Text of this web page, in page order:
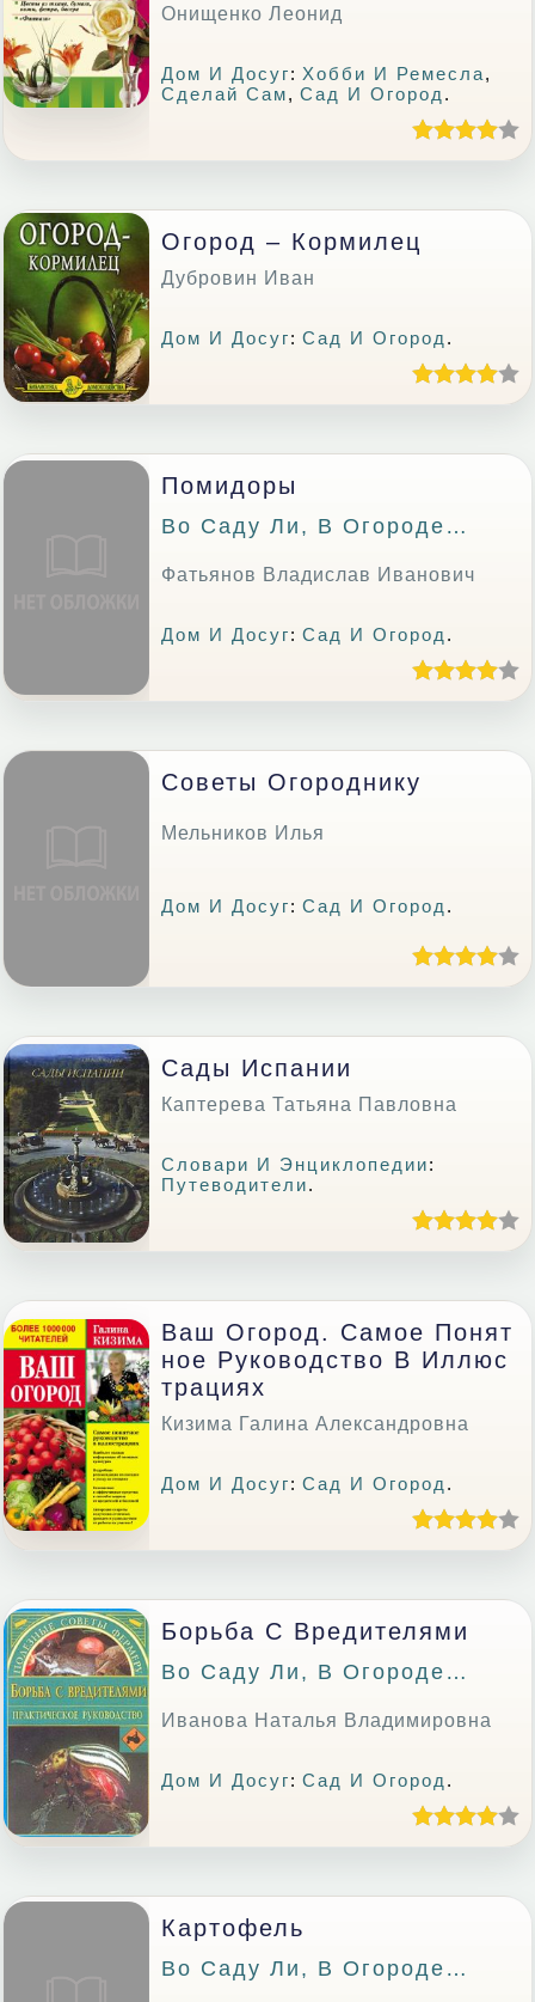
Онищенко Леонид
Дом И Досуг: Хобби И Ремесла,
Сделай Сам,Сад И Огород .
Огород – Кормилец
Дубровин Иван
Дом И Досуг:Сад И Огород .
Помидоры
Во Саду Ли, В Огороде…
Фатьянов Владислав Иванович
Дом И Досуг:Сад И Огород .
Советы Огороднику
Мельников Илья
Дом И Досуг:Сад И Огород .
Сады Испании
Каптерева Татьяна Павловна
Словари И Энциклопедии:
Путеводители.
Ваш Огород. Самое Понят
Ное Руководство В Иллюс
Трациях
Кизима Галина Александровна
Дом И Досуг:Сад И Огород .
Борьба С Вредителями
Во Саду Ли, В Огороде…
Иванова Наталья Владимировна
Дом И Досуг:Сад И Огород .
Картофель
Во Саду Ли, В Огороде…